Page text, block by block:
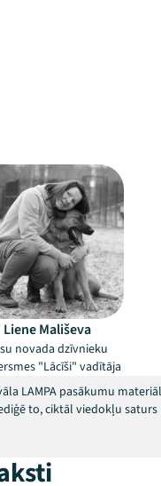
Liene Mališeva
novada dzīvnieku
"Lācīši" vadītāja
LAMPA pasākumu
to, ciktāl viedokļu